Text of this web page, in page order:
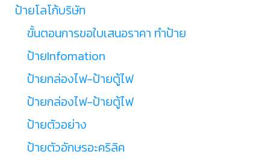
ป้ายโลโก้บริษัท
ขั้นตอนการขอใบเสนอราคา ทำป้าย
ป้ายInfomation
ป้ายกล่องไฟ-ป้ายตู้ไฟ
ป้ายกล่องไฟ-ป้ายตู้ไฟ
ป้ายตัวอย่าง
ป้ายตัวอักษรอะคริลิค